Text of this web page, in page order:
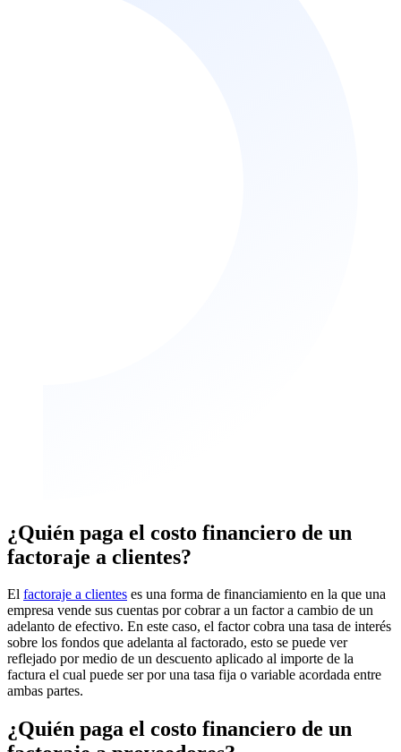
¿Quién paga el costo financiero de un
factoraje a clientes?
El factoraje a clientes es una forma de financiamiento en la que una
empresa vende sus cuentas por cobrar a un factor a cambio de un
adelanto de efectivo. En este caso, el factor cobra una tasa de interés
sobre los fondos que adelanta al factorado, esto se puede ver
reflejado por medio de un descuento aplicado al importe de la
factura el cual puede ser por una tasa fija o variable acordada entre
ambas partes.
¿Quién paga el costo financiero de un